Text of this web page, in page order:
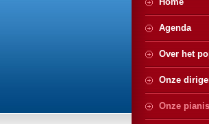
Agenda
Over het
Onze
Onze